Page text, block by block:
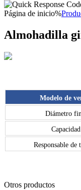
Página de inicio%
Almohadilla
Modelo de
Diámetro
Capacidad
Responsable de
Otros productos